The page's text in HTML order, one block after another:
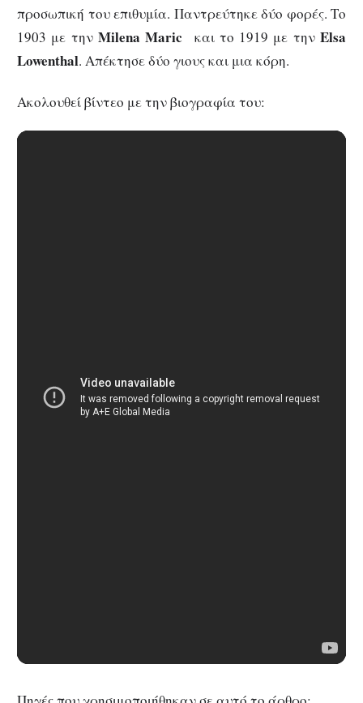
προσωπική του επιθυμία. Παντρεύτηκε δύο φορές. Το
1903 με την Milena Maric και το 1919 με τηνElsa
Lowenthal. Απέκτησε δύο γιους και μια κόρη.
Ακολουθεί βίντεο με την βιογραφία του: